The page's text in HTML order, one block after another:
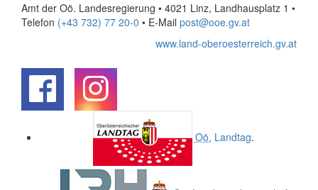
Amt der Oö. Landesregierung • 4021 Linz, Landhausplatz 1 •
Telefon (+43 732) 77 20-0 • E-Mail post@ooe.gv.at
www.land-oberoesterreich.gv.at
Oö. Landtag.